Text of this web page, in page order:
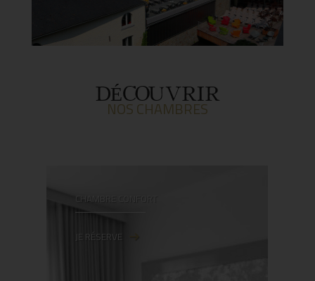
DÉCOUVRIR
NOS CHAMBRES
CHAMBRE CONFORT
JE RÉSERVE